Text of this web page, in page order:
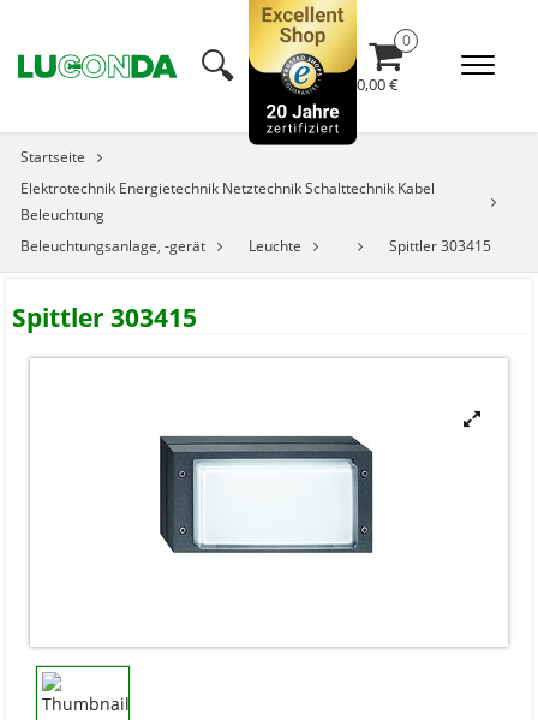
🔍︎ 0,00 €
Startseite
Elektrotechnik Energietechnik Netztechnik Schalttechnik Kabel
Beleuchtung
Beleuchtungsanlage, -gerät
Leuchte Spittler 303415
Spittler 303415
